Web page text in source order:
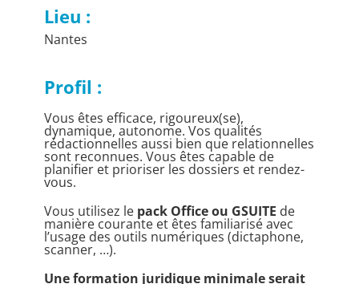
Lieu :
Nantes
Profil :
Vous êtes efficace, rigoureux(se),
dynamique, autonome. Vos qualités
rédactionnelles aussi bien que relationnelles
sont reconnues. Vous êtes capable de
planifier et prioriser les dossiers et rendez-
vous.
Vous utilisez le pack Office ou GSUITE de
manière courante et êtes familiarisé avec
l’usage des outils numériques (dictaphone,
scanner, …).
Une formation juridique minimale serait